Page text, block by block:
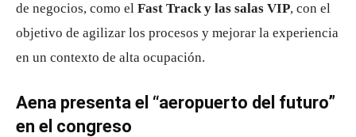
de negocios, como el Fast Track y las salas VIP, con el
objetivo de agilizar los procesos y mejorar la experiencia
en un contexto de alta ocupación.
Aena presenta el “aeropuerto del futuro”
en el congreso